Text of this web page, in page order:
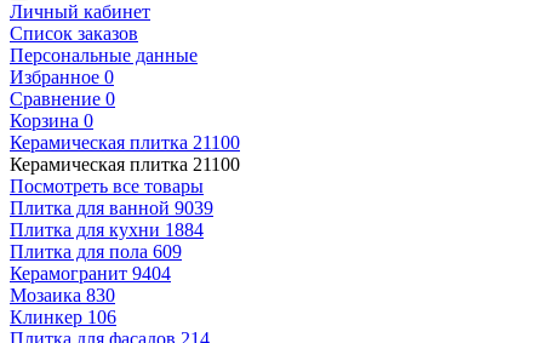
Личный кабинет
Список заказов
Персональные данные
Избранное 0
Сравнение 0
Корзина 0
Керамическая плитка 21100
Керамическая плитка 21100
Посмотреть все товары
Плитка для ванной 9039
Плитка для кухни 1884
Плитка для пола 609
Керамогранит 9404
Мозаика 830
Клинкер 106
Плитка для фасадов 214